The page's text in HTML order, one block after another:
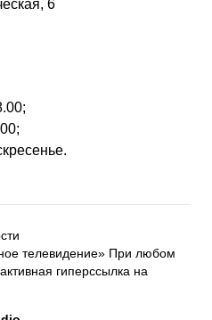
6
телевидение» При любом
гиперссылка на